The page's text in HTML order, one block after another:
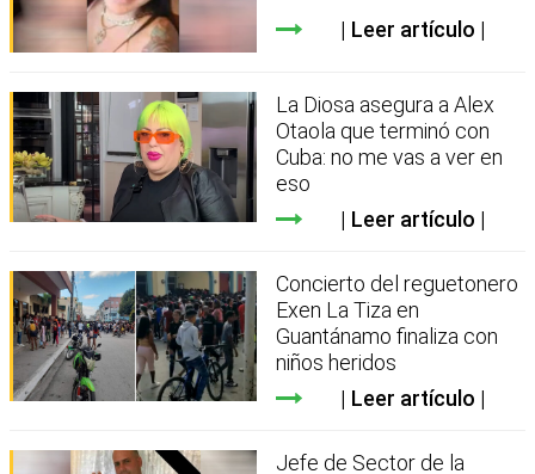
Leer artículo
La Diosa asegura a Alex
Otaola que terminó con
Cuba: no me vas a ver en
eso
Leer artículo
Concierto del reguetonero
Exen La Tiza en
Guantánamo finaliza con
niños heridos
Leer artículo
Jefe de Sector de la